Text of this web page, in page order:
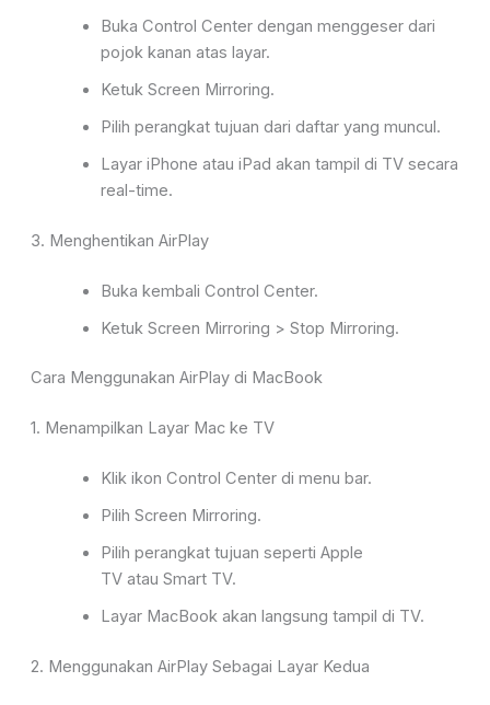
Buka Control Centerdengan menggeser dari
pojok kanan atas layar.
Ketuk Screen Mirroring.
Pilih perangkat tujuan dari daftar yang muncul.
Layar iPhone atau iPad akan tampil di TV secara
real-time.
3. Menghentikan AirPlay
Buka kembali Control Center.
Ketuk Screen Mirroring > Stop Mirroring.
Cara Menggunakan AirPlay di MacBook
1. Menampilkan Layar Mac ke TV
Klik ikon Control Centerdi menu bar.
Pilih Screen Mirroring.
Pilih perangkat tujuan seperti Apple
TVatau Smart TV.
Layar MacBook akan langsung tampil di TV.
2. Menggunakan AirPlay Sebagai Layar Kedua